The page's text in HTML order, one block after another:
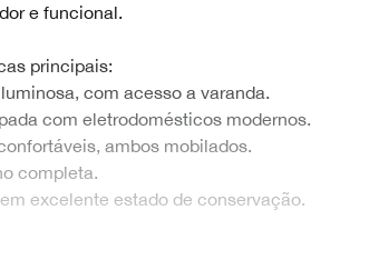
e funcional.
principais:
com acesso a varanda.
com eletrodomésticos modernos.
ambos mobilados.
completa.
excelente estado de conservação.